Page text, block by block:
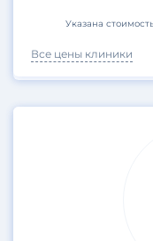
Все цены клиники
Указана